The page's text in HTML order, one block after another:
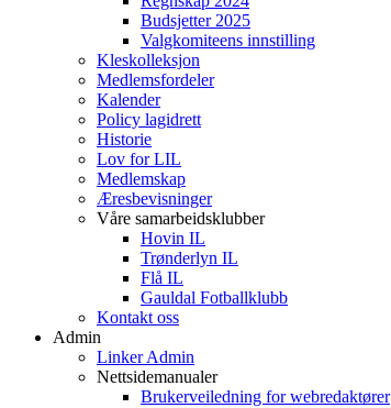
Budsjetter 2025
Valgkomiteens innstilling
Kleskolleksjon
Medlemsfordeler
Kalender
Policy lagidrett
Historie
Lov for LIL
Medlemskap
Æresbevisninger
Våre samarbeidsklubber
Hovin IL
Trønderlyn IL
Flå IL
Gauldal Fotballklubb
Kontakt oss
Admin
Linker Admin
Nettsidemanualer
Brukerveiledning for webredaktører